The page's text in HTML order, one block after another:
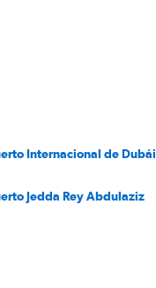
Internacional de Dubái
Jedda Rey Abdulaziz